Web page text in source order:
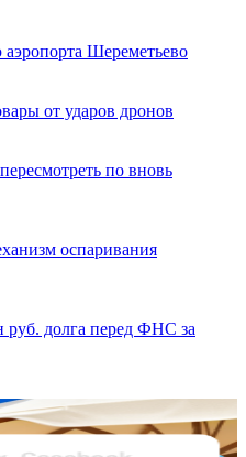
Шереметьево
от ударов дронов
по вновь
оспаривания
руб. долга перед ФНС за